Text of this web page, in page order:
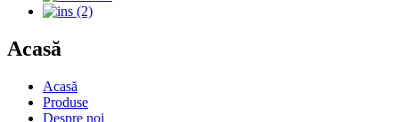
Acasă
Acasă
Produse
Despre noi